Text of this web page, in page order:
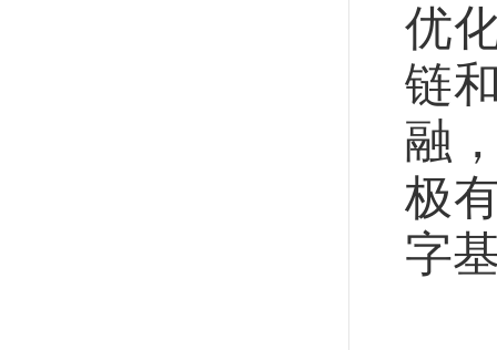
优
链
融
极
字